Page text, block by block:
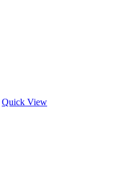
Quick View